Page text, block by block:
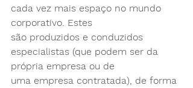
cada vez mais espaço no mundo
corporativo. Estes
são produzidos e conduzidos
especialistas (que podem ser da
própria empresa ou de
uma empresa contratada), de forma